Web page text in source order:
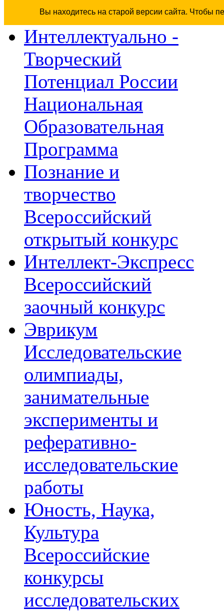
Вы находитесь на старой версии сайта. Чтобы
Интеллектуально -
Творческий
Потенциал России
Национальная
Образовательная
Программа
Познание и
творчество
Всероссийский
открытый конкурс
Интеллект-Экспресс
Всероссийский
заочный конкурс
Эврикум
Исследовательские
олимпиады,
занимательные
эксперименты и
реферативно-
исследовательские
работы
Юность, Наука,
Культура
Всероссийские
конкурсы
исследовательских